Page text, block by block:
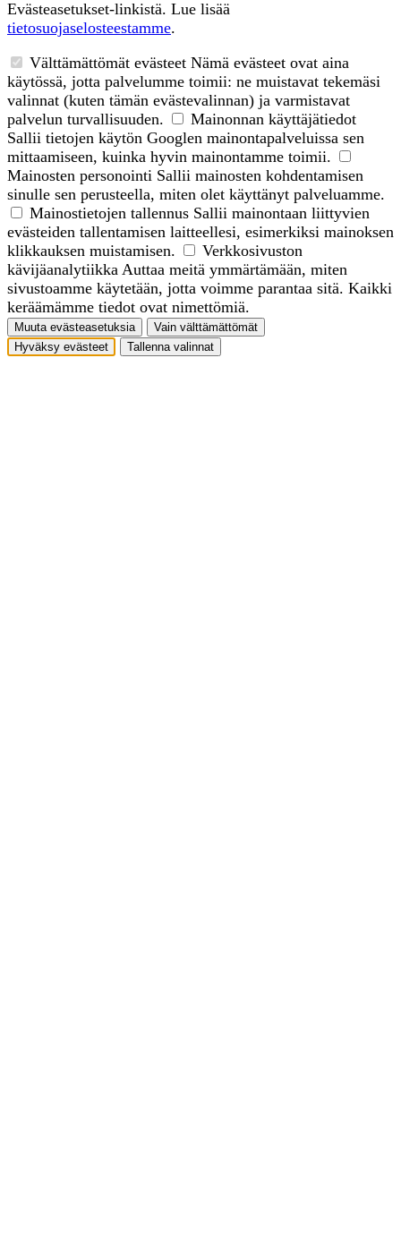
Evästeasetukset-linkistä. Lue lisää
tietosuojaselosteestamme.
Välttämättömät evästeet Nämä evästeet ovat aina
käytössä, jotta palvelumme toimii: ne muistavat tekemäsi
valinnat (kuten tämän evästevalinnan) ja varmistavat
palvelun turvallisuuden.
Mainonnan käyttäjätiedot
Sallii tietojen käytön Googlen mainontapalveluissa sen
mittaamiseen, kuinka hyvin mainontamme toimii.
Mainosten personointi Sallii mainosten kohdentamisen
sinulle sen perusteella, miten olet käyttänyt palveluamme.
Mainostietojen tallennus Sallii mainontaan liittyvien
evästeiden tallentamisen laitteellesi, esimerkiksi mainoksen
klikkauksen muistamisen.
Verkkosivuston
kävijäanalytiikka Auttaa meitä ymmärtämään, miten
sivustoamme käytetään, jotta voimme parantaa sitä. Kaikki
keräämämme tiedot ovat nimettömiä.
Muuta evästeasetuksia
Vain välttämättömät
Hyväksy evästeet
Tallenna valinnat